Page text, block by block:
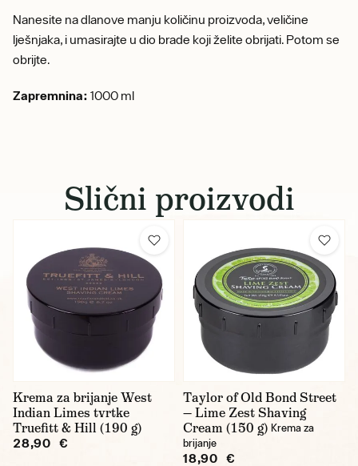
Nanesite na dlanove manju količinu proizvoda, veličine
lješnjaka, i umasirajte u dio brade koji želite obrijati. Potom se
obrijte.
Zapremnina: 1000 ml
Slični proizvodi
Krema za brijanje West
Indian Limes tvrtke
Truefitt & Hill (190 g)
28,90 €
Taylor of Old Bond Street
— Lime Zest Shaving
Cream (150 g) Krema za
brijanje
18,90 €